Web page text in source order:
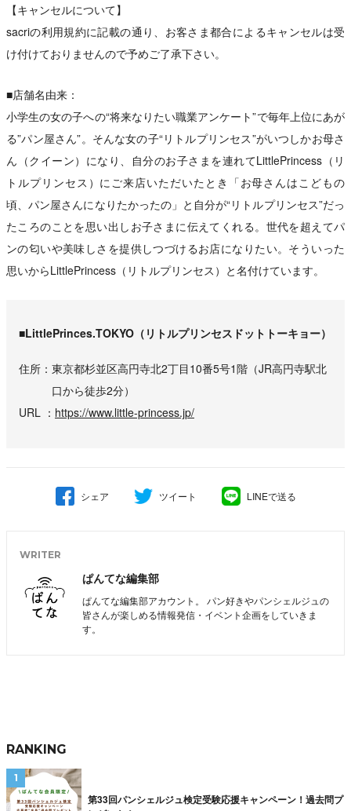
【キャンセルについて】
sacriの利用規約に記載の通り、お客さま都合によるキャンセルは受
け付けておりませんので予めご了承下さい。
■店舗名由来：
小学生の女の子への“将来なりたい職業アンケート”で毎年上位にあが
る”パン屋さん”。そんな女の子“リトルプリンセス”がいつしかお母さ
ん（クイーン）になり、自分のお子さまを連れてLittlePrincess（リ
トルプリンセス）にご来店いただいたとき「お母さんはこどもの
頃、パン屋さんになりたかったの」と自分が“リトルプリンセス”だっ
たころのことを思い出しお子さまに伝えてくれる。世代を超えてパ
ンの匂いや美味しさを提供しつづけるお店になりたい。そういった
思いからLittlePrincess（リトルプリンセス）と名付けています。
■LittlePrinces.TOKYO（リトルプリンセスドットトーキョー）
住所
東京都杉並区高円寺北2丁目10番5号1階（JR高円寺駅北
口から徒歩2分）
URL
https://www.little-princess.jp/
シェア ツイート LINEで送る
WRITER
ぱんてな編集部
ぱんてな編集部アカウント。 パン好きやパンシェルジュの
皆さんが楽しめる情報発信・イベント企画をしていきま
す。
RANKING
第33回パンシェルジュ検定受験応援キャンペーン！過去問プ